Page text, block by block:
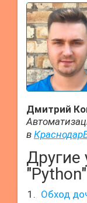
Дмитрий
в
Другие
"Python"
Обход